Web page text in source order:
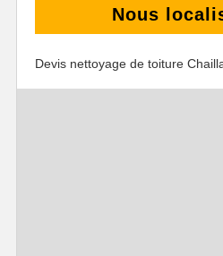
Nous
Devis nettoyage de toiture